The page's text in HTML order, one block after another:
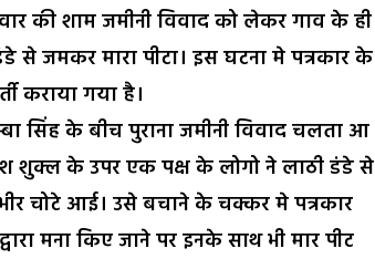
की शाम जमीनी विवाद को लेकर गाव के ही
से जमकर मारा पीटा। इस घटना मे पत्रकार के
कराया गया है।
सिंह के बीच पुराना जमीनी विवाद चलता आ
शुक्ल के उपर एक पक्ष के लोगो ने लाठी डंडे से
चोटे आई। उसे बचाने के चक्कर मे पत्रकार
मना किए जाने पर इनके साथ भी मार पीट